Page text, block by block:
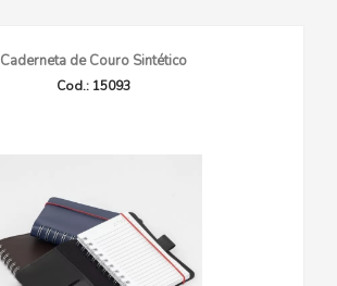
Caderneta de Couro Sintético
Cod.: 15093